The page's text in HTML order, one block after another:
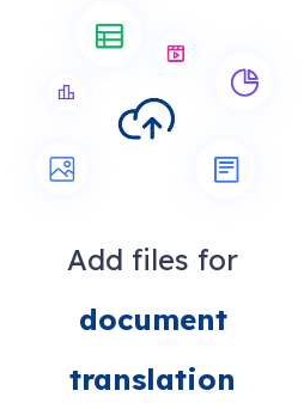
Add files for
document
translation